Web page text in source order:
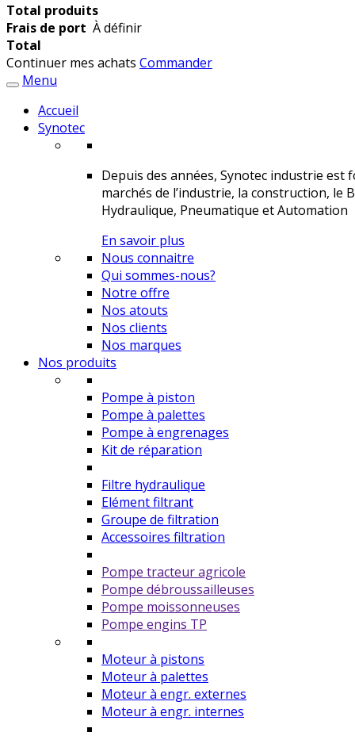
Total produits
Frais de port À définir
Total
Continuer mes achats Commander
Menu
Accueil
Synotec
Depuis des années, Synotec industrie
marchés de l’industrie, la construction, le
Hydraulique, Pneumatique et Automation
En savoir plus
Nous connaitre
Qui sommes-nous?
Notre offre
Nos atouts
Nos clients
Nos marques
Nos produits
Pompe à piston
Pompe à palettes
Pompe à engrenages
Kit de réparation
Filtre hydraulique
Elément filtrant
Groupe de filtration
Accessoires filtration
Pompe tracteur agricole
Pompe débroussailleuses
Pompe moissonneuses
Pompe engins TP
Moteur à pistons
Moteur à palettes
Moteur à engr. externes
Moteur à engr. internes